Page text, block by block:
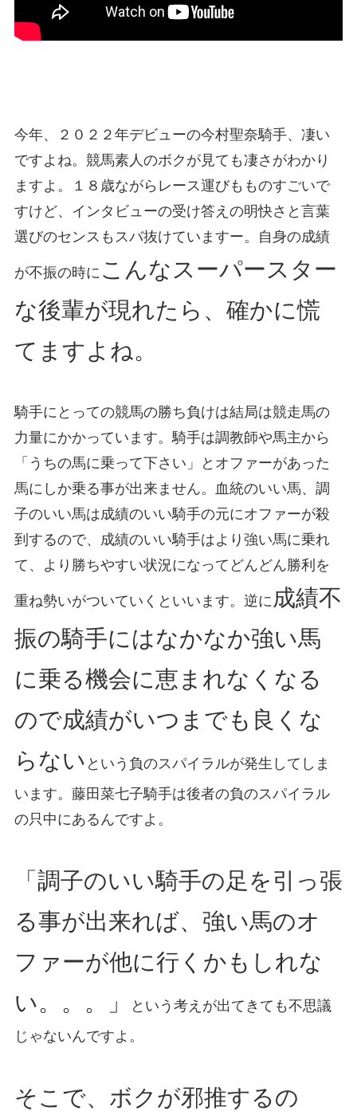
今年、２０２２年デビューの今村聖奈騎手、凄い
ですよね。競馬素人のボクが見ても凄さがわかり
ますよ。１８歳ながらレース運びもものすごいで
すけど、インタビューの受け答えの明快さと言葉
選びのセンスもスバ抜けていますー。自身の成績
が不振の時に こんなスーパースター
な後輩が現れたら、確かに慌
てますよね。
騎手にとっての競馬の勝ち負けは結局は競走馬の
力量にかかっています。騎手は調教師や馬主から
「うちの馬に乗って下さい」とオファーがあった
馬にしか乗る事が出来ません。血統のいい馬、調
子のいい馬は成績のいい騎手の元にオファーが殺
到するので、成績のいい騎手はより強い馬に乗れ
て、より勝ちやすい状況になってどんどん勝利を
重ね勢いがついていくといいます。逆に 成績不
振の騎手にはなかなか強い馬
に乗る機会に恵まれなくなる
ので成績がいつまでも良くな
らない という負のスパイラルが発生してしま
います。藤田菜七子騎手は後者の負のスパイラル
の只中にあるんですよ。
「調子のいい騎手の足を引っ張
る事が出来れば、強い馬のオ
ファーが他に行くかもしれな
い。。。」
という考えが出てきても不思議
じゃないんですよ。
そこで、ボクが邪推するの